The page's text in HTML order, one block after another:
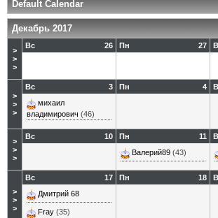
Default Calendar
Декабрь 2017
>
>
>
26
Вс 27
Пн
>
>
>
3
Вс
михаил
владимирович (46)
4
Пн
>
>
>
10
Вс 11
Пн
Валерий89 (43)
>
>
>
17
Вс
Дмитрий 68
Fray (35)
18
Пн